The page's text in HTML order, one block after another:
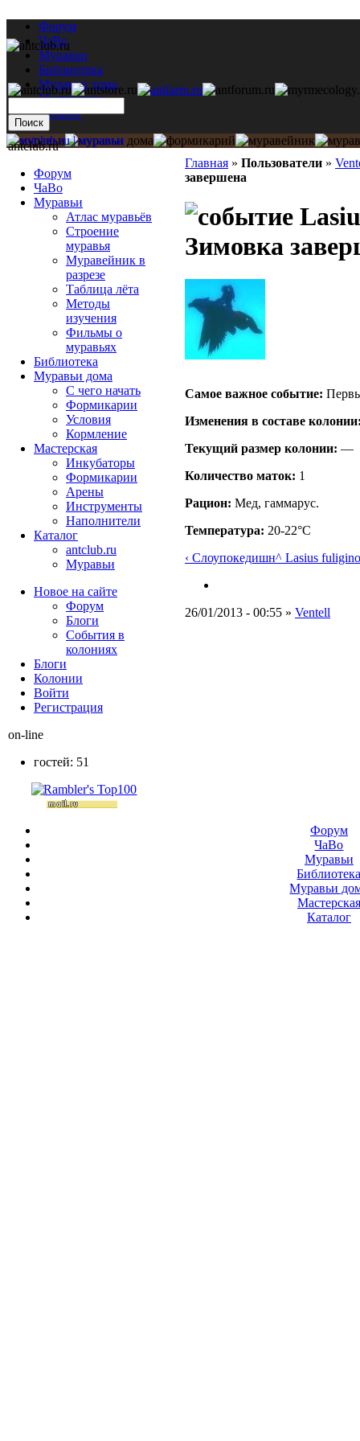
Форум
ЧаВо
Муравьи
Библиотека
Муравьи дома
Мастерская
Каталог
Главная » Пользователи »
завершена
Зимовка
Самое важное событие:
Изменения в составе
Текущий размер кoлонии: —
Количество маток: 1
Рацион: Мед, гаммарус.
Температура: 20-22°C
‹ Слоупокедишн^ Lasius
26/01/2013 - 00:55 » Ventell
antclub.ru
Форум
ЧаВо
Муравьи
Атлас муравьёв
Строение
муравья
Муравейник в
разрезе
Таблица лёта
Методы
изучения
Фильмы о
муравьях
Библиотека
Муравьи дома
С чего начать
Формикарии
Условия
Кормление
Мастерская
Инкубаторы
Формикарии
Арены
Инструменты
Наполнители
Каталог
antclub.ru
Муравьи
Новое на сайте
Форум
Блоги
События в
колониях
Блоги
Колонии
Войти
Peгиcтpaция
on-line
гостей: 51
Форум
ЧаВо
Муравьи
Муравьи
Мастерская
Каталог